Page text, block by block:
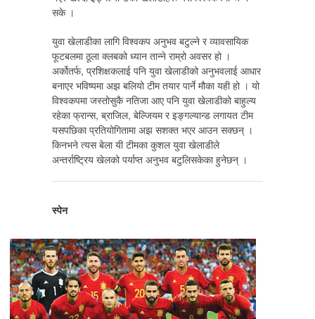
सके ।
युवा खेलाडीका लागि विश्वकप अनुभव बटुल्ने र व्यावसायिक
फूटबलमा ठूला क्लबको ध्यान तान्ने राम्रो अवसर हो ।
अर्कोतर्फ, प्रशिक्षकलाई पनि युवा खेलाडीको अनुभवलाई आधार
बनाएर भविष्यमा अझ बलियो टीम तयार पार्ने मौका यही हो । यो
विश्वकपमा जस्तोसुकै नतिजा आए पनि युवा खेलाडीको बाहुल्य
रहेका फ्रान्स, ब्राजिल, बेल्जियम र इङ्गल्यान्ड लगायत टीम
यसपछिका प्रतियोगितामा अझ सशक्त भएर आउन सक्छन् ।
किनभने त्यस बेला यी टीमका कुशल युवा खेलाडीले
अन्तर्राष्ट्रिय खेलको पर्याप्त अनुभव बटुलिसकेका हुनेछन् ।
स्पेन